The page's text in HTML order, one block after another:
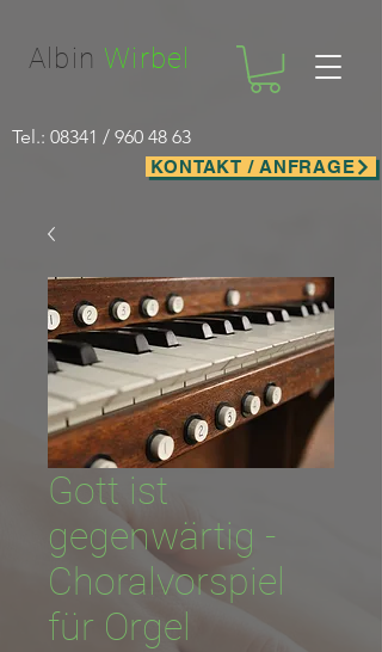
Albin Wirbel
KONTAKT / ANFRAGE
Tel.: 08341 / 960 48 63
Gott ist
gegenwärtig -
Choralvorspiel
für Orgel